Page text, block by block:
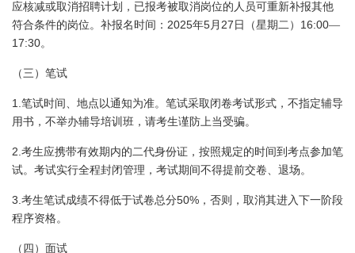
应核减或取消招聘计划，已报考被取消岗位的人员可重新补报其他
符合条件的岗位。补报名时间： 2025年5月 27 日 （星期二） 16:00—
17:30。
（三）笔试
1. 笔试时间、地点以通知为准。笔试采取闭卷考试形式，不指定辅导
用书，不举办辅导培训班，请考生谨防上当受骗。
2. 考生应携带有效期内的二代身份证，按照规定的时间到考点参加笔
试。考试实行全程封闭管理，考试期间不得提前交卷、退场。
3. 考生笔试成绩不得低于试卷总分50% ，否则，取消其进入下一阶段
程序资格。
（四）面试